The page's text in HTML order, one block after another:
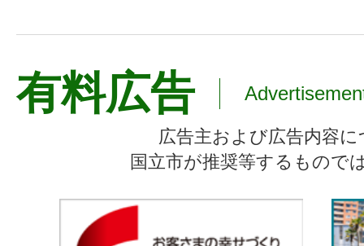
有料広告
広告主および広告内容
国立市が推奨等するもので